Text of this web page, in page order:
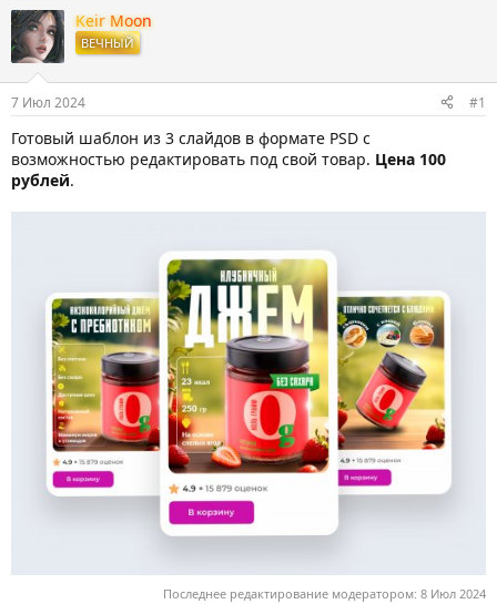
т
о
р
т
е
м
ы
т
а
н
а
л
а
Keir Moon
ВЕЧНЫЙ
7 Июл 2024 #1
Готовый шаблон из 3 слайдов в формате PSD с
возможностью редактировать под свой товар. Цена 100
рублей.
Последнее редактирование модератором: 8 Июл 2024